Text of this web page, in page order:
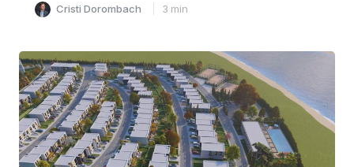
Cristi Dorombach 3 min